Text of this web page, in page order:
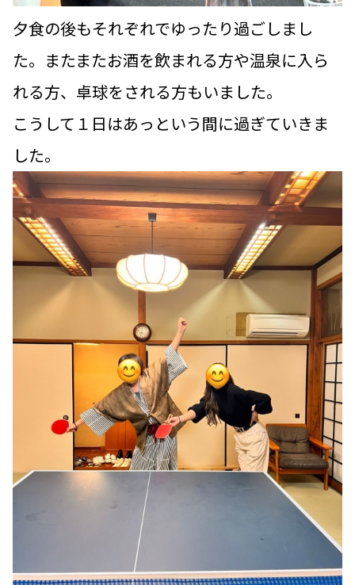
夕食の後もそれぞれでゆったり過ごしまし
た。またまたお酒を飲まれる方や温泉に入ら
れる方、卓球をされる方もいました。
こうして１日はあっという間に過ぎていきま
した。